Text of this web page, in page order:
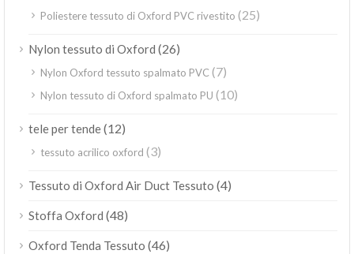
Poliestere tessuto di Oxford PVC rivestito (25)
Nylon tessuto di Oxford (26)
Nylon Oxford tessuto spalmato PVC(7)
Nylon tessuto di Oxford spalmato PU (10)
tele per tende(12)
tessuto acrilico oxford (3)
Tessuto di Oxford Air Duct Tessuto (4)
Stoffa Oxford (48)
Oxford Tenda Tessuto (46)